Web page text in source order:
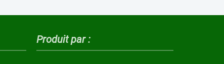
Produit par :